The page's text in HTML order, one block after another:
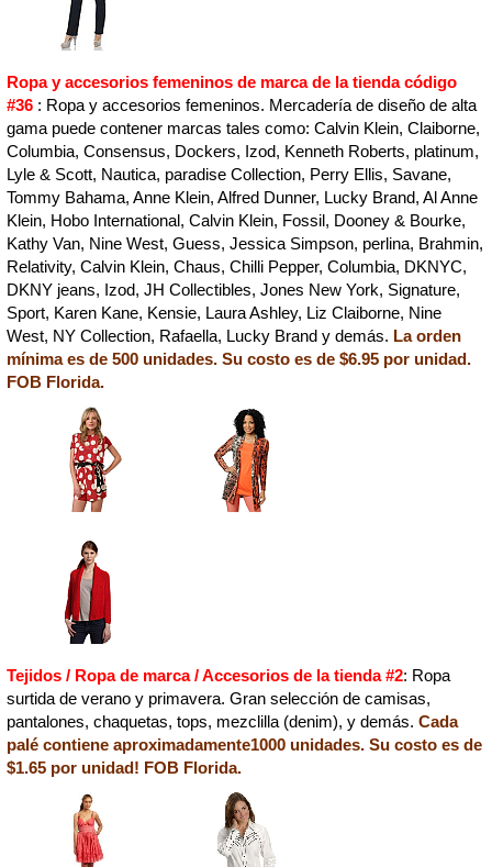
Ropa y accesorios femeninos de marca de la tienda código
#36 : Ropa y accesorios femeninos. Mercadería de diseño de alta
gama puede contener marcas tales como: Calvin Klein, Claiborne,
Columbia, Consensus, Dockers, Izod, Kenneth Roberts, platinum,
Lyle & Scott, Nautica, paradise Collection, Perry Ellis, Savane,
Tommy Bahama, Anne Klein, Alfred Dunner, Lucky Brand, Al Anne
Klein, Hobo International, Calvin Klein, Fossil, Dooney & Bourke,
Kathy Van, Nine West, Guess, Jessica Simpson, perlina, Brahmin,
Relativity, Calvin Klein, Chaus, Chilli Pepper, Columbia, DKNYC,
DKNY jeans, Izod, JH Collectibles, Jones New York, Signature,
Sport, Karen Kane, Kensie, Laura Ashley, Liz Claiborne, Nine
West, NY Collection, Rafaella, Lucky Brand y demás. La orden
mínima es de 500 unidades. Su costo es de $6.95 por unidad.
FOB Florida.
Tejidos / Ropa de marca / Accesorios de la tienda #2: Ropa
surtida de verano y primavera. Gran selección de camisas,
pantalones, chaquetas, tops, mezclilla (denim), y demás. Cada
palé contiene aproximadamente1000 unidades. Su costo es de
$1.65 por unidad! FOB Florida.